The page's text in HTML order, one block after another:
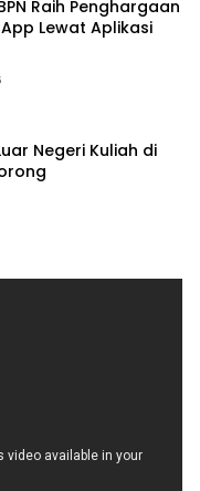
Raih Penghargaan
Lewat Aplikasi
Negeri Kuliah di